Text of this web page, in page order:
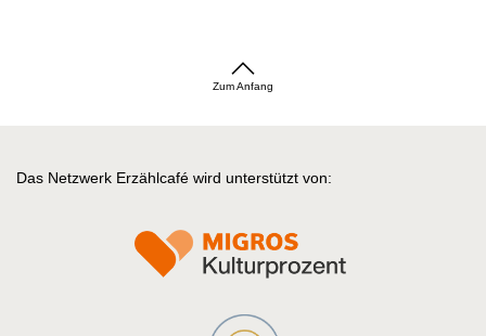
Zum Anfang
Das Netzwerk Erzählcafé wird unterstützt von: